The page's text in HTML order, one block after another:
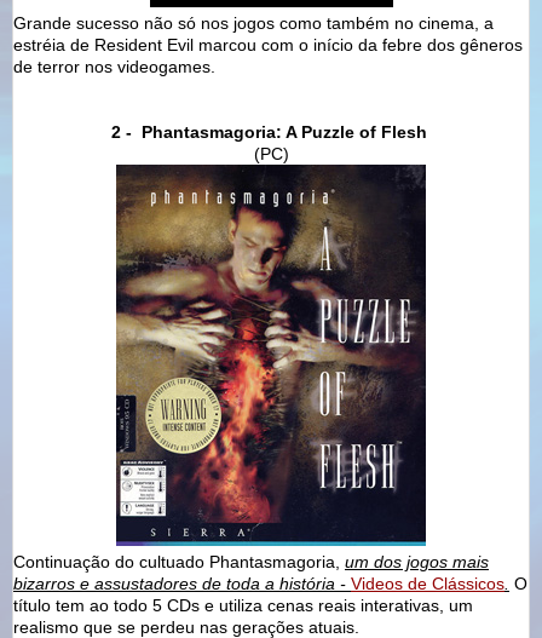
Grande sucesso não só nos jogos como também no cinema, a
estréia de Resident Evil marcou com o início da febre dos gêneros
de terror nos videogames.
2 - Phantasmagoria: A Puzzle of Flesh
(PC)
Continuação do cultuado Phantasmagoria, um dos jogos mais
bizarros e assustadores de toda a história - Videos de Clássicos O
título tem ao todo 5 CDs e utiliza cenas reais interativas, um
realismo que se perdeu nas gerações atuais.